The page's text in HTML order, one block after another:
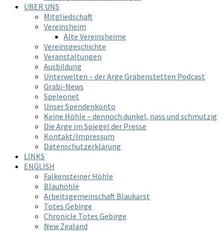
ÜBER UNS
Mitgliedschaft
Vereinsheim
Alte Vereinsheime
Vereinsgeschichte
Veranstaltungen
Ausbildung
Unterwelten – der Arge Grabenstetten Podcast
Grabi-News
Speleonet
Unser Spendenkonto
Keine Höhle – dennoch dunkel, nass und schmutzig
Die Arge im Spiegel der Presse
Kontakt/Impressum
Datenschutzerklärung
LINKS
ENGLISH
Falkensteiner Höhle
Blauhöhle
Arbeitsgemeinschaft Blaukarst
Totes Gebirge
Chronicle Totes Gebirge
New Zealand